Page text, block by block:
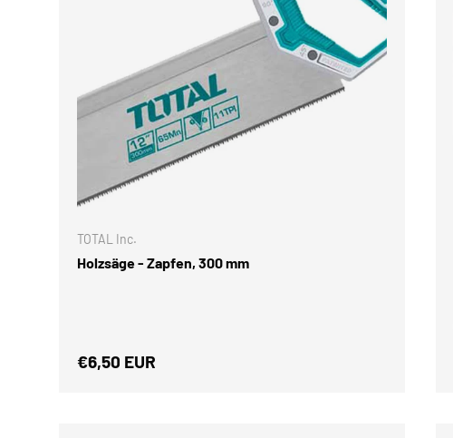
TOTAL Inc.
Holzsäge - Zapfen, 300 mm
Normaler Preis
€6,50 EUR